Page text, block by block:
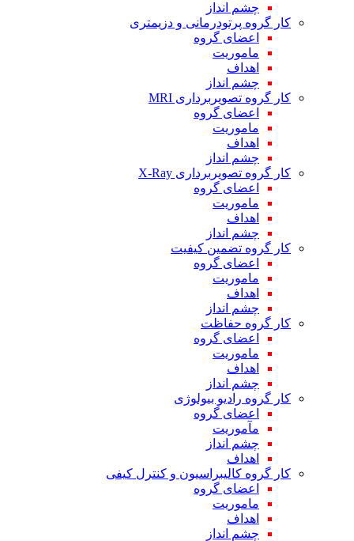
چشم انداز
کار گروه پرتودرمانی و دزیمتری
اعضای گروه
ماموریت
اهداف
چشم انداز
کار گروه تصویربرداری MRI
اعضای گروه
ماموریت
اهداف
چشم انداز
کار گروه تصویربرداری X-Ray
اعضای گروه
ماموریت
اهداف
چشم انداز
کار گروه تضمین کیفیت
اعضای گروه
ماموریت
اهداف
چشم انداز
کار گروه حفاظت
اعضای گروه
ماموریت
اهداف
چشم انداز
کار گروه رادیو بیولوژی
اعضای گروه
مآموریت
چشم انداز
اهداف
کار گروه کالیبراسیون و کنترل کیفی
اعضای گروه
ماموریت
اهداف
چشم انداز